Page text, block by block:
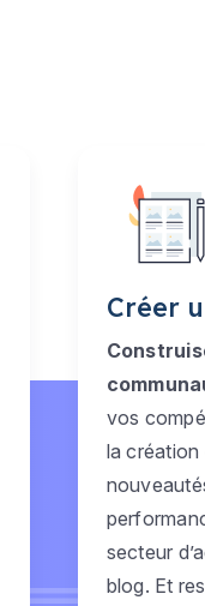
Créer
vos
la
secteur
blog. Et